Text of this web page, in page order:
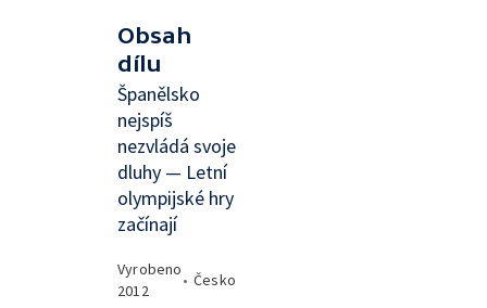
Obsah
dílu
Španělsko
nejspíš
nezvládá svoje
dluhy — Letní
olympijské hry
začínají
Vyrobeno
2012
• Česko